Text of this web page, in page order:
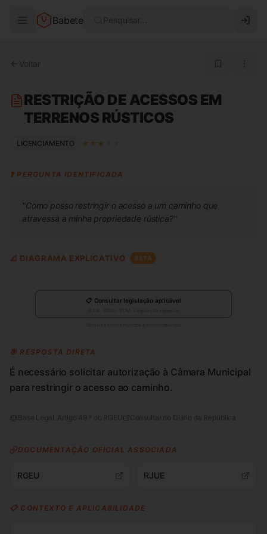
Babete Pesquisar...
Voltar
RESTRIÇÃO DE ACESSOS EM
TERRENOS RÚSTICOS
LICENCIAMENTO ★ ★ ★
❓ PERGUNTA IDENTIFICADA
"Como posso restringir o acesso a um caminho que
atravessa a minha propriedade rústica?"
📐 DIAGRAMA EXPLICATIVO BETA
📋 Consultar legislação aplicável
🎯 RESPOSTA DIRETA
É necessário solicitar autorização à Câmara Municipal
para restringir o acesso ao caminho.
Base Legal: Artigo 49.º do RGEU Consultar no Diário da República
DOCUMENTAÇÃO OFICIAL ASSOCIADA
RGEU RJUE
📋 CONTEXTO E APLICABILIDADE